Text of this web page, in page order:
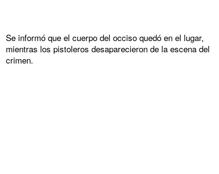
Se informó que el cuerpo del occiso quedó en el lugar,
mientras los pistoleros desaparecieron de la escena del
crimen.